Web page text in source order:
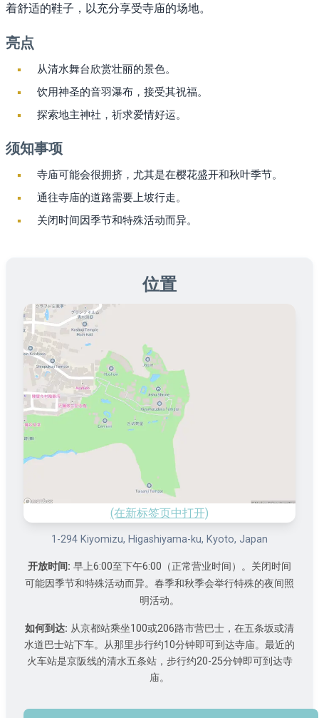
着舒适的鞋子，以充分享受寺庙的场地。
亮点
从清水舞台欣赏壮丽的景色。
饮用神圣的音羽瀑布，接受其祝福。
探索地主神社，祈求爱情好运。
须知事项
寺庙可能会很拥挤，尤其是在樱花盛开和秋叶季节。
通往寺庙的道路需要上坡行走。
关闭时间因季节和特殊活动而异。
位置
(在新标签页中打开)
1-294 Kiyomizu, Higashiyama-ku, Kyoto, Japan
开放时间: 早上6:00至下午6:00（正常营业时间）。关闭时间
可能因季节和特殊活动而异。春季和秋季会举行特殊的夜间照
明活动。
如何到达: 从京都站乘坐100或206路市营巴士，在五条坂或清
水道巴士站下车。从那里步行约10分钟即可到达寺庙。最近的
火车站是京阪线的清水五条站，步行约20-25分钟即可到达寺
庙。